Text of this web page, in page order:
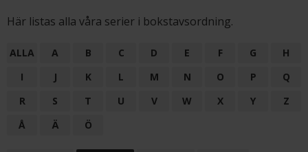
Här listas alla våra serier i bokstavsordning.
ALLA A B C D E F G
H
I
J K L M N O P
Q
R
S T U V W X Y
Z
Å
Ä Ö